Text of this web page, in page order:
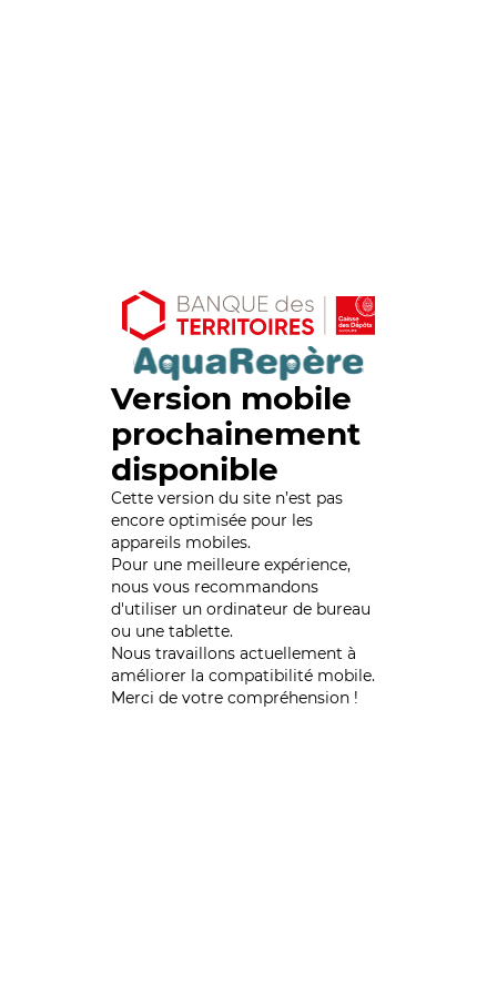
Version mobile
prochainement
disponible
Cette version du site n’est pas
encore optimisée pour les
appareils mobiles.
Pour une meilleure expérience,
nous vous recommandons
d'utiliser un ordinateur de bureau
ou une tablette.
Nous travaillons actuellement à
améliorer la compatibilité mobile.
Merci de votre compréhension !